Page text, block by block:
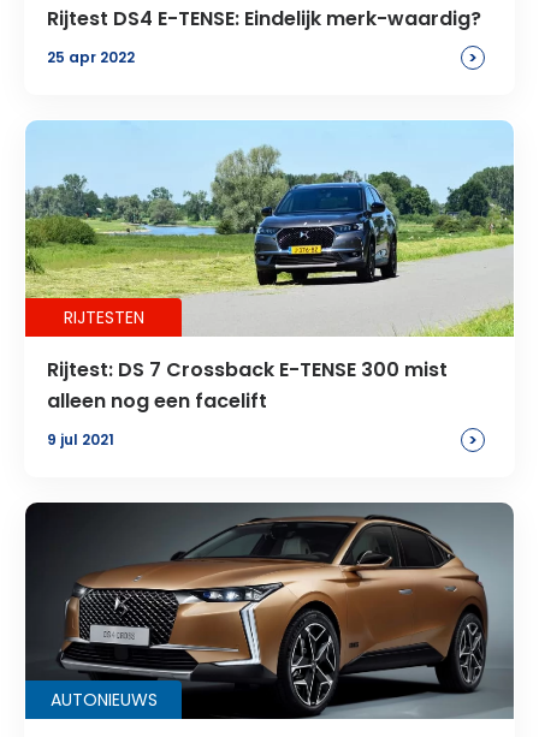
Rijtest DS4 E-TENSE: Eindelijk merk-waardig?
25 apr 2022 >
RIJTESTEN
Rijtest: DS 7 Crossback E-TENSE 300 mist
alleen nog een facelift
9 jul 2021 >
AUTONIEUWS